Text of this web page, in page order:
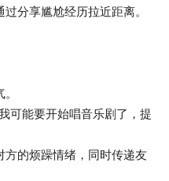
分享尴尬经历拉近距离。
可能要开始唱音乐剧了，提
的烦躁情绪，同时传递友